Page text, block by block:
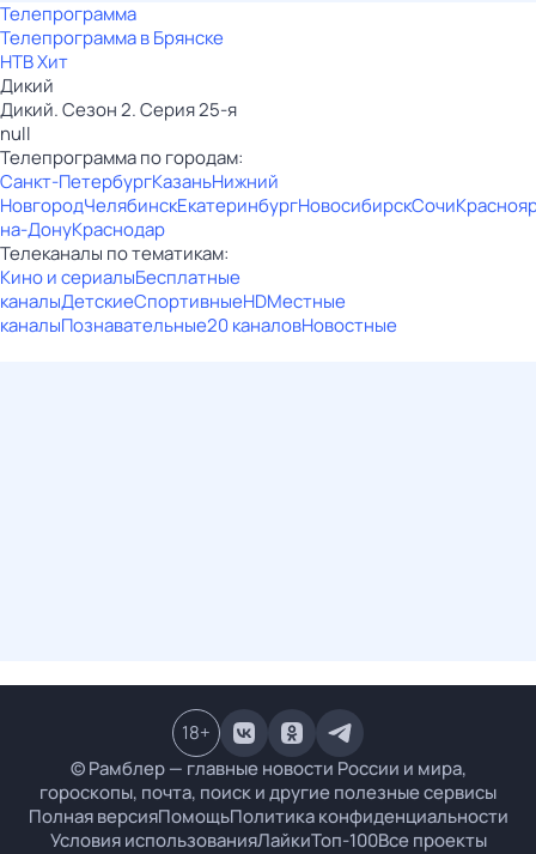
Телепрограмма
Телепрограмма в Брянске
НТВ Хит
Дикий
Дикий. Сезон 2. Серия 25-я
null
Телепрограмма по городам:
Санкт-ПетербургКазаньНижний
НовгородЧелябинскЕкатеринбургНовосибирскСочи
на-ДонуКраснодар
Телеканалы по тематикам:
Кино и сериалыБесплатные
каналыДетскиеСпортивныеHDМестные
каналыПознавательные20 каналовНовостные
© Рамблер — главные новости России и мира,
гороскопы, почта, поиск и другие полезные сервисы
Полная версияПомощьПолитика конфиденциальности
Условия использованияЛайкиТоп-100Все проекты
18+